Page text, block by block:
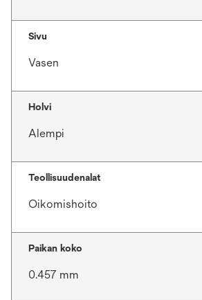
Sivu
Vasen
Holvi
Alempi
Teollisuudenalat
Oikomishoito
Paikan koko
0.457 mm